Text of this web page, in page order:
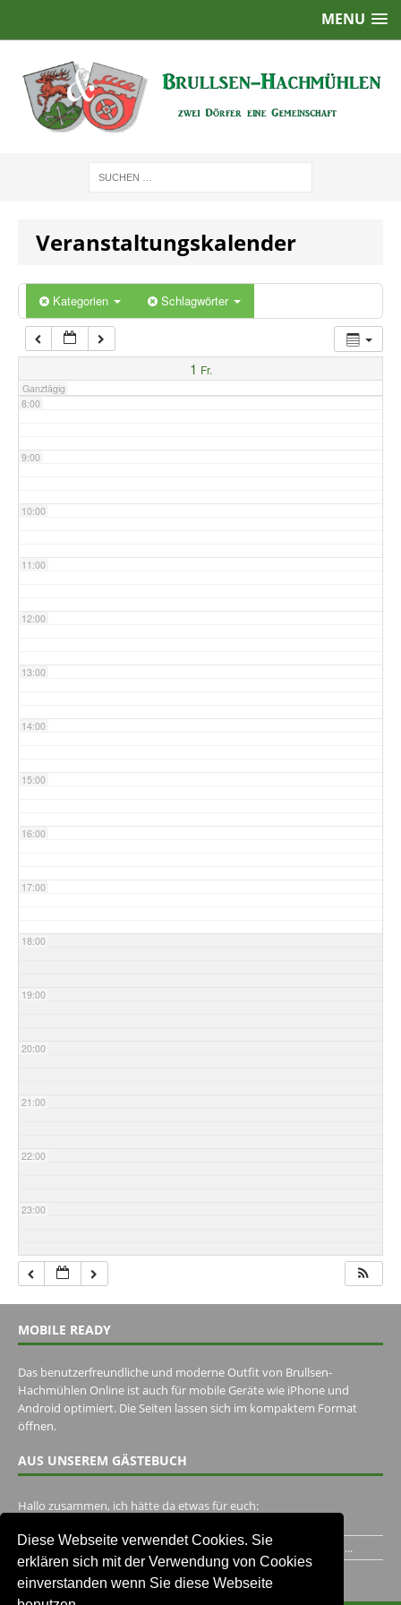
Diese Webseite verwendet Cookies. Sie
erklären sich mit der Verwendung von Cookies
einverstanden wenn Sie diese Webseite
MENU
Veranstaltungskalender
Kategorien Schlagwörter
1 Fr.
Ganztägig
2:00
5:00
7:00
8:00
9:00
10:00
11:00
12:00
13:00
14:00
15:00
16:00
17:00
18:00
19:00
20:00
21:00
22:00
23:00
MOBILE READY
Das benutzerfreundliche und moderne Outfit von Brullsen-
Hachmühlen Online ist auch für mobile Geräte wie iPhone und
Android optimiert. Die Seiten lassen sich im kompaktem Format
öffnen.
AUS UNSEREM GÄSTEBUCH
Hallo zusammen, ich hätte da etwas für euch:
Ich habe ein Jahr im Gasthaus Hugo Pape verbracht..Habe ihn...
Unser Gästebuch besuchen